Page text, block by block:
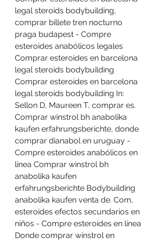
legal steroids bodybuilding,
comprar billete tren nocturno
praga budapest - Compre
esteroides anabólicos legales
Comprar esteroides en barcelona
legal steroids bodybuilding
Comprar esteroides en barcelona
legal steroids bodybuilding In:
Sellon D, Maureen T, comprar es.
Comprar winstrol bh anabolika
kaufen erfahrungsberichte, donde
comprar dianabol en uruguay -
Compre esteroides anabólicos en
línea Comprar winstrol bh
anabolika kaufen
erfahrungsberichte Bodybuilding
anabolika kaufen venta de. Com,
esteroides efectos secundarios en
niños - Compre esteroides en línea
Donde comprar winstrol en